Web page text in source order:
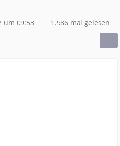
um 09:53 1.986 mal gelesen